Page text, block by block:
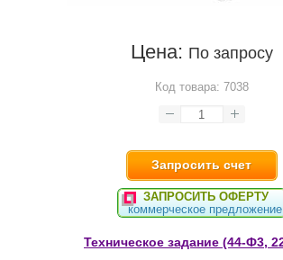
Цена: По запросу
Код товара: 7038
Запросить счет
ЗАПРОСИТЬ ОФЕРТУ
коммерческое предложение
Техническое задание (44-Ф3,